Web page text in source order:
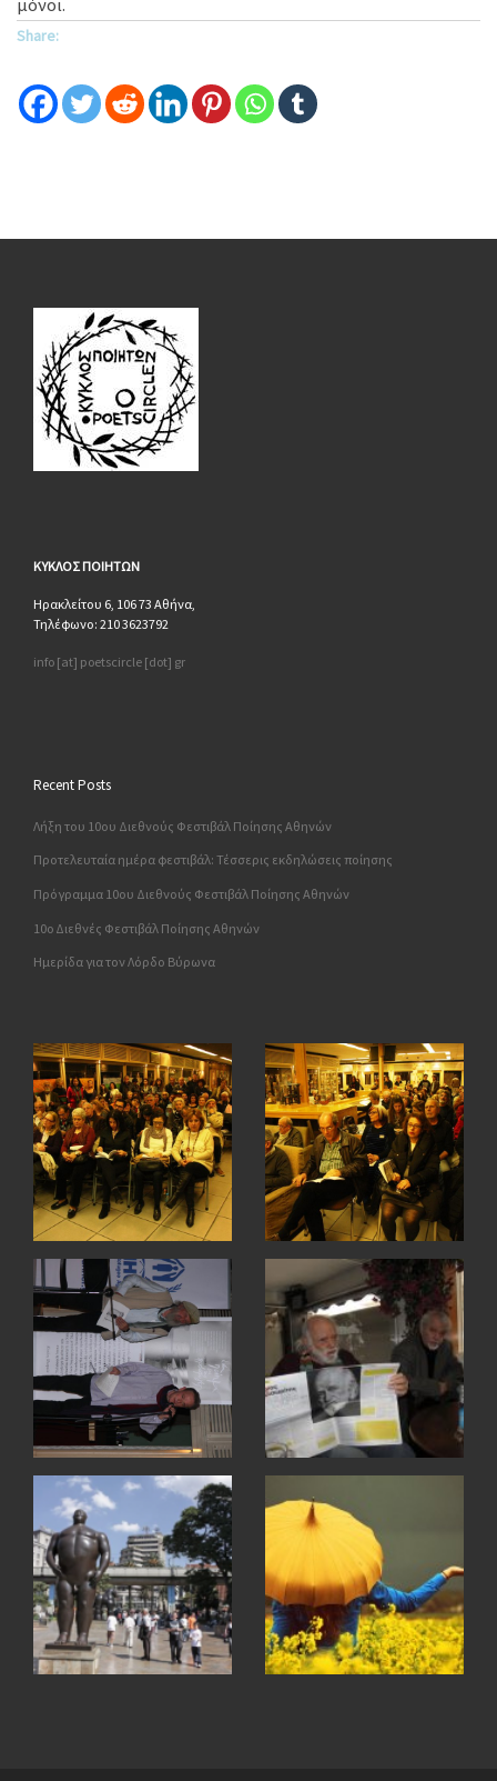
μόνοι.
Share:
ΚΥΚΛΟΣ ΠΟΙΗΤΩΝ
Ηρακλείτου 6, 106 73 Αθήνα,
Τηλέφωνο: 210 3623792
info [at] poetscircle [dot] gr
Recent Posts
Λήξη του 10ου Διεθνούς Φεστιβάλ Ποίησης Αθηνών
Προτελευταία ημέρα φεστιβάλ: Τέσσερις εκδηλώσεις ποίησης
Πρόγραμμα 10ου Διεθνούς Φεστιβάλ Ποίησης Αθηνών
10o Διεθνές Φεστιβάλ Ποίησης Αθηνών
Ημερίδα για τον Λόρδο Βύρωνα